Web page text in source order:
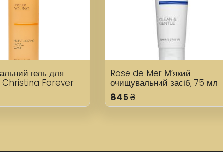
гель для
Christina Forever
Facial
Rose de Mer М’який
очищувальний засіб, 75 мл
845 ₴